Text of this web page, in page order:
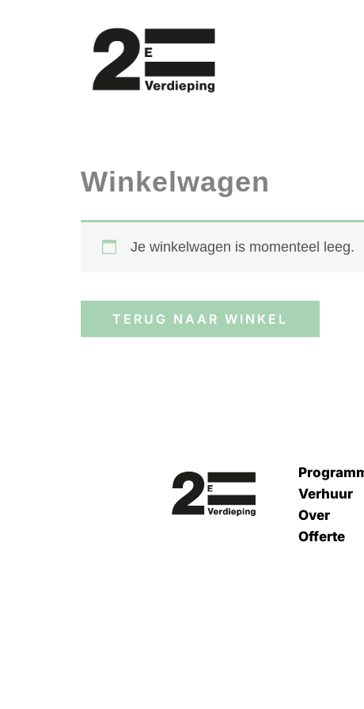
Winkelwagen
Je winkelwagen is momenteel leeg.
TERUG NAAR WINKEL
Verhuur
Over
Offerte